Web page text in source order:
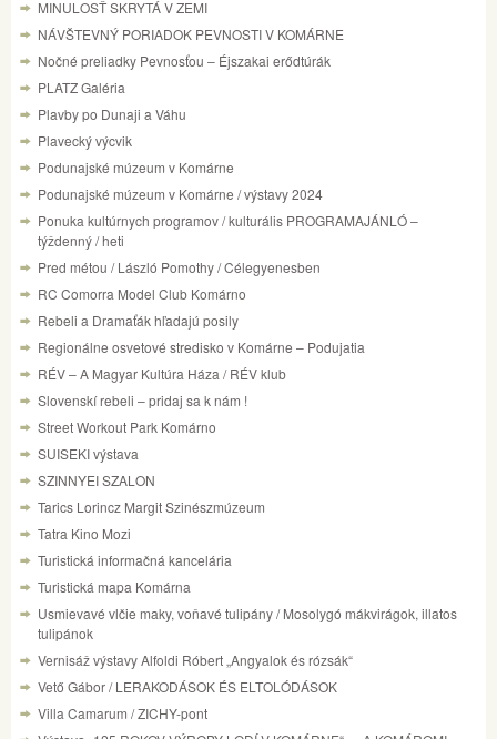
MINULOSŤ SKRYTÁ V ZEMI
NÁVŠTEVNÝ PORIADOK PEVNOSTI V KOMÁRNE
Nočné preliadky Pevnosťou – Éjszakai erődtúrák
PLATZ Galéria
Plavby po Dunaji a Váhu
Plavecký výcvik
Podunajské múzeum v Komárne
Podunajské múzeum v Komárne / výstavy 2024
Ponuka kultúrnych programov / kulturális PROGRAMAJÁNLÓ –
týždenný / heti
Pred métou / László Pomothy / Célegyenesben
RC Comorra Model Club Komárno
Rebeli a Dramaťák hľadajú posily
Regionálne osvetové stredisko v Komárne – Podujatia
RÉV – A Magyar Kultúra Háza / RÉV klub
Slovenskí rebeli – pridaj sa k nám !
Street Workout Park Komárno
SUISEKI výstava
SZINNYEI SZALON
Tarics Lorincz Margit Szinészmúzeum
Tatra Kino Mozi
Turistická informačná kancelária
Turistická mapa Komárna
Usmievavé vlčie maky, voňavé tulipány / Mosolygó mákvirágok, illatos
tulipánok
Vernisáž výstavy Alfoldi Róbert „Angyalok és rózsák“
Vető Gábor / LERAKODÁSOK ÉS ELTOLÓDÁSOK
Villa Camarum / ZICHY-pont